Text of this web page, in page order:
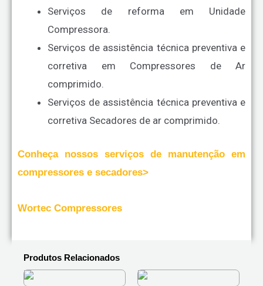
Serviços de reforma em Unidade
Compressora.
Serviços de assistência técnica preventiva e
corretiva em Compressores de Ar
comprimido.
Serviços de assistência técnica preventiva e
corretiva Secadores de ar comprimido.
Conheça nossos serviços de manutenção em
compressores e secadores>
Wortec Compressores
Produtos Relacionados